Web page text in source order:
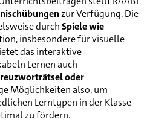
zur Verfügung. Die
durchSpiele wie
insbesondere für visuelle
das interaktive
Lernen auch
oder
Möglichkeiten also, um
Lerntypen in der Klasse
zu fördern.